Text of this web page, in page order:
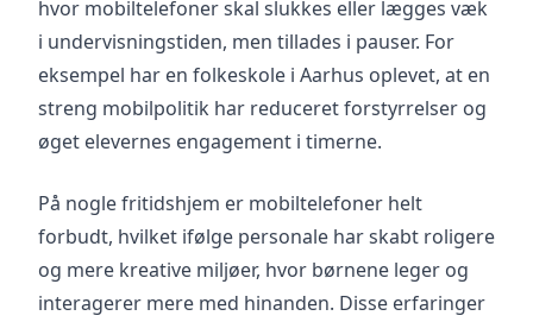
hvor mobiltelefoner skal slukkes eller lægges væk
i undervisningstiden, men tillades i pauser. For
eksempel har en folkeskole i Aarhus oplevet, at en
streng mobilpolitik har reduceret forstyrrelser og
øget elevernes engagement i timerne.
På nogle fritidshjem er mobiltelefoner helt
forbudt, hvilket ifølge personale har skabt roligere
og mere kreative miljøer, hvor børnene leger og
interagerer mere med hinanden. Disse erfaringer